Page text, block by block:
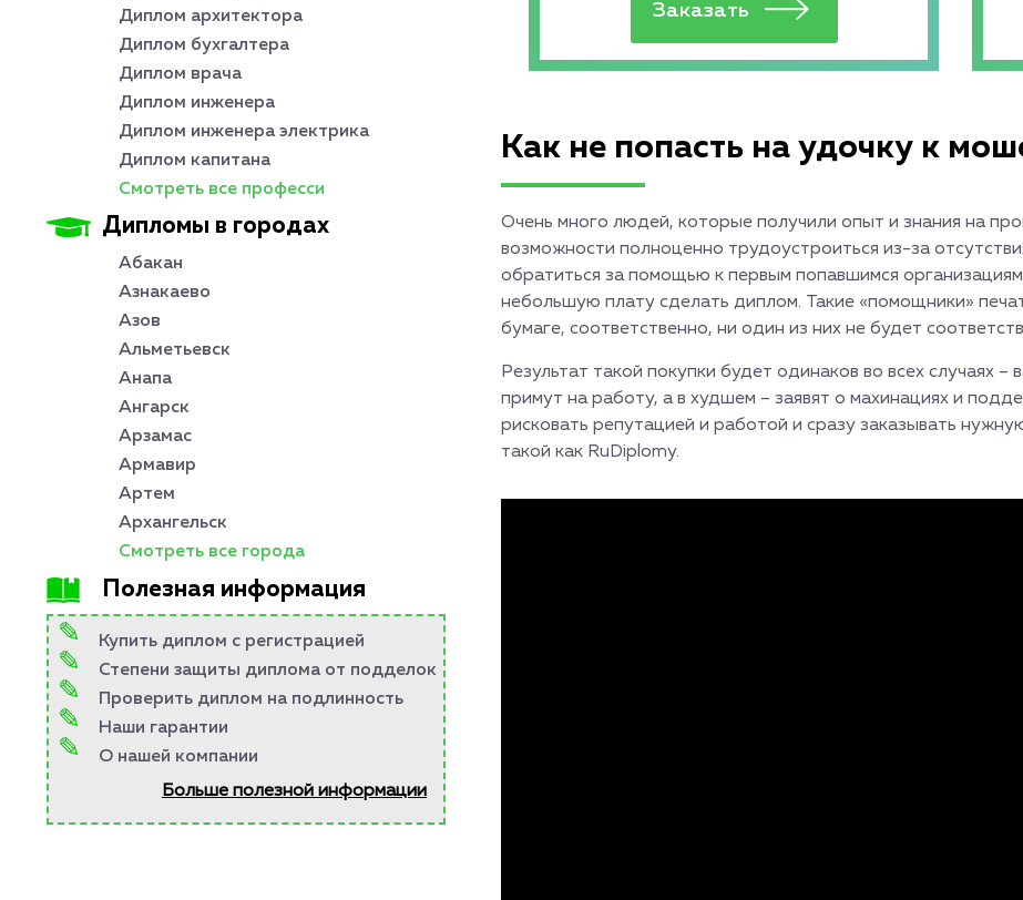
Как не попасть на удочку к
Очень много людей, которые получили опыт и знания на
возможности полноценно трудоустроиться из-за
обратиться за помощью к первым попавшимся
небольшую плату сделать диплом. Такие «помощники»
бумаге, соответственно, ни один из них не будет
Результат такой покупки будет одинаков во всех случаях
примут на работу, а в худшем – заявят о махинациях и
рисковать репутацией и работой и сразу заказывать
такой как RuDiplomy.
Диплом архитектора
Диплом бухгалтера
Диплом врача
Диплом инженера
Диплом инженера электрика
Диплом капитана
Смотреть все професси
Дипломы в городах
Абакан
Азнакаево
Азов
Альметьевск
Анапа
Ангарск
Арзамас
Армавир
Артем
Архангельск
Смотреть все города
Полезная информация
Купить диплом с регистрацией
Степени защиты диплома от подделок
Проверить диплом на подлинность
Наши гарантии
О нашей компании
Больше полезной информации